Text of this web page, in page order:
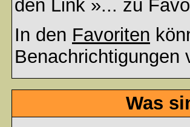
den Link »... zu
In den Favoriten
Benachrichtigungen
Was